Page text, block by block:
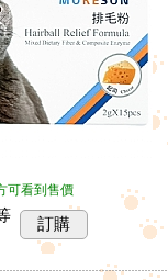
可看到售價
訂購